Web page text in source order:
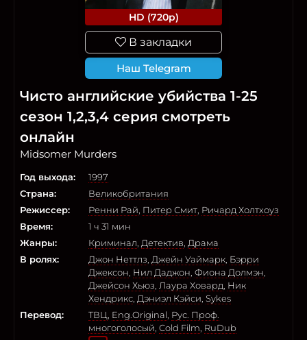
HD (720p)
В закладки
Наш Telegram
Чисто английские убийства 1-25
сезон 1,2,3,4 серия смотреть
онлайн
Midsomer Murders
Год выхода:
1997
Страна:
Великобритания
Режиссер:
Ренни Рай Питер Смит Ричард Холтхоуз
Время:
1 ч 31 мин
Жанры:
Криминал Детектив Драма
В ролях:
Джон Неттлз Джейн Уаймарк Бэрри
Джексон Нил Даджон Фиона Долмэн
Джейсон Хьюз Лаура Ховард Ник
Хендрикс Дэниэл Кэйси Sykes
Перевод:
ТВЦ Eng.Original Рус. Проф.
многоголосый Cold Film RuDub